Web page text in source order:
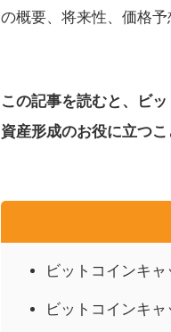
の概要、将来性、価格予
この記事を読むと、ビ
資産形成のお役に立つこ
ビットコインキャ
ビットコインキ